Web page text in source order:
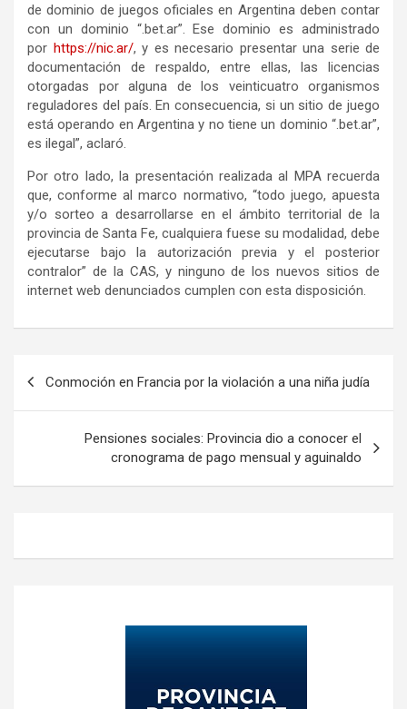
de dominio de juegos oficiales en Argentina deben contar
con un dominio “.bet.ar”. Ese dominio es administrado
por https://nic.ar/, y es necesario presentar una serie de
documentación de respaldo, entre ellas, las licencias
otorgadas por alguna de los veinticuatro organismos
reguladores del país. En consecuencia, si un sitio de juego
está operando en Argentina y no tiene un dominio “.bet.ar”,
es ilegal”, aclaró.
Por otro lado, la presentación realizada al MPA recuerda
que, conforme al marco normativo, “todo juego, apuesta
y/o sorteo a desarrollarse en el ámbito territorial de la
provincia de Santa Fe, cualquiera fuese su modalidad, debe
ejecutarse bajo la autorización previa y el posterior
contralor” de la CAS, y ninguno de los nuevos sitios de
internet web denunciados cumplen con esta disposición.
Conmoción en Francia por la violación a una niña judía
Pensiones sociales: Provincia dio a conocer el
cronograma de pago mensual y aguinaldo